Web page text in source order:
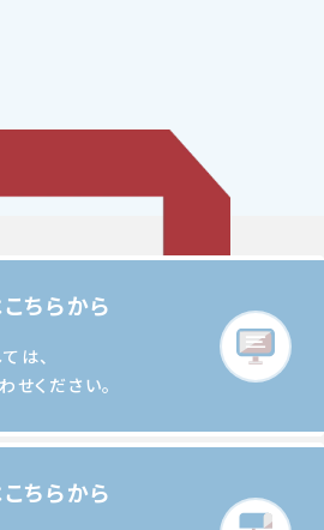
ちらから
は、
せください。
ちらから